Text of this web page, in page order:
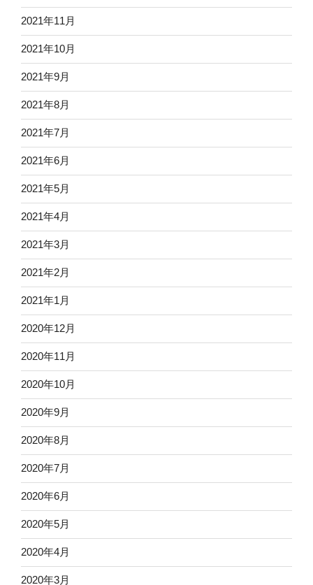
2021年11月
2021年10月
2021年9月
2021年8月
2021年7月
2021年6月
2021年5月
2021年4月
2021年3月
2021年2月
2021年1月
2020年12月
2020年11月
2020年10月
2020年9月
2020年8月
2020年7月
2020年6月
2020年5月
2020年4月
2020年3月